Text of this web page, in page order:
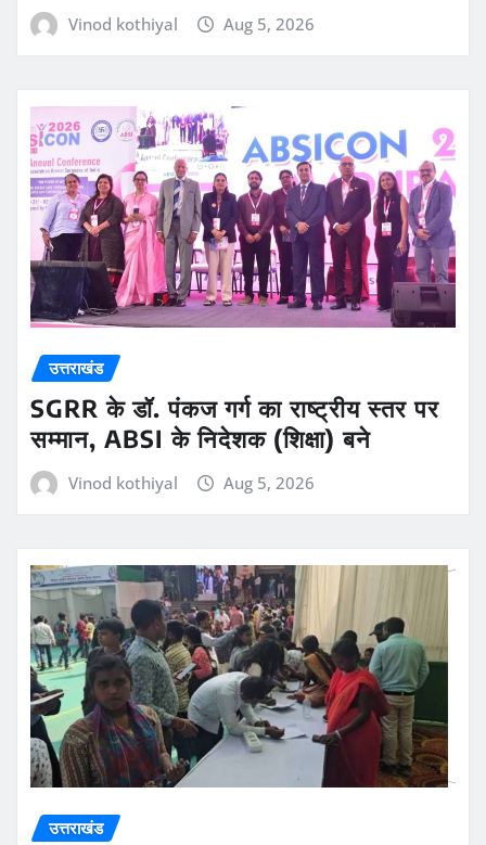
Vinod kothiyal Aug 5, 2026
उत्तराखंड
SGRR के डॉ. पंकज गर्ग का राष्ट्रीय स्तर पर
सम्मान, ABSI के निदेशक (शिक्षा) बने
Vinod kothiyal Aug 5, 2026
उत्तराखंड